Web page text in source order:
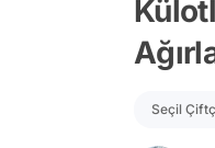
Seçil